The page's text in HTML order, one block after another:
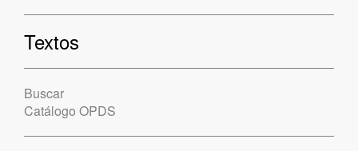
Textos
Buscar
Catálogo OPDS